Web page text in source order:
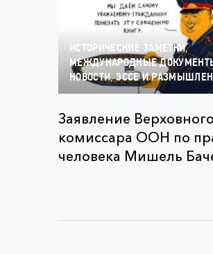
ИСТОРИЧЕСКИЕ ЗАМЕТКИ,
МЕЖДУНАРОДНЫЕ
НОВОСТИ,ЭССЕ И
Заявление Верховного
комиссара ООН по
человека Мишель